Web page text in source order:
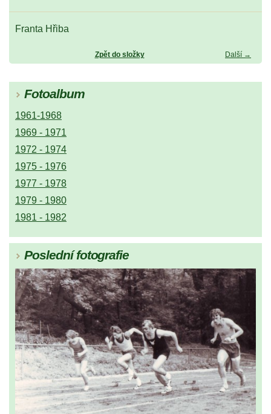
Franta Hřiba
Další →
Zpět do složky
Fotoalbum
1961-1968
1969 - 1971
1972 - 1974
1975 - 1976
1977 - 1978
1979 - 1980
1981 - 1982
Poslední fotografie